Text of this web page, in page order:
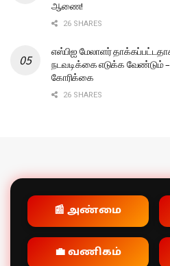
ஆணை!
26 SHARES
எஸ்பிஐ மேலாளர் தாக்கப்பட்டதாக
நடவடிக்கை எடுக்க வேண்டும்
கோரிக்கை
26 SHARES
📰 அண்மை
💼 வணிகம்